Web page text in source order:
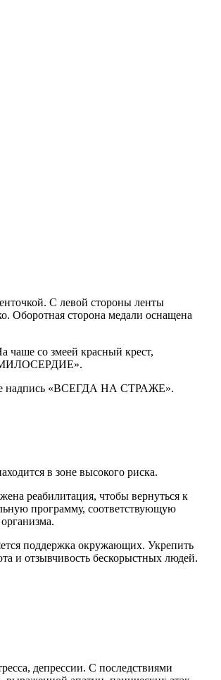
С левой стороны ленты
Оборотная сторона медали оснащена
чаше со змеей красный крест,
МИЛОСЕРДИЕ».
надпись «ВСЕГДА НА СТРАЖЕ».
в зоне высокого риска.
реабилитация, чтобы вернуться к
программу, соответствующую
поддержка окружающих. Укрепить
и отзывчивость бескорыстных людей.
депрессии. С последствиями